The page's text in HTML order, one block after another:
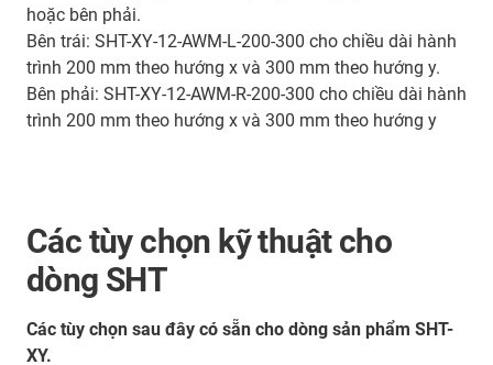
hoặc bên phải.
Bên trái: SHT-XY-12-AWM-L-200-300 cho chiều dài hành
trình 200 mm theo hướng x và 300 mm theo hướng y.
Bên phải: SHT-XY-12-AWM-R-200-300 cho chiều dài hành
trình 200 mm theo hướng x và 300 mm theo hướng y
Các tùy chọn kỹ thuật cho
dòng SHT
Các tùy chọn sau đây có sẵn cho dòng sản phẩm SHT-
XY.